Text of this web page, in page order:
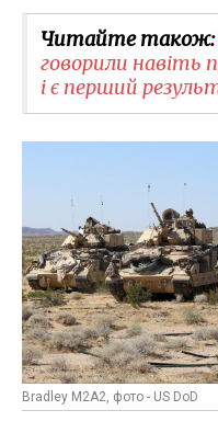
Читайте також:
говорили навіть
і є перший
Bradley M2A2, фото - US DoD